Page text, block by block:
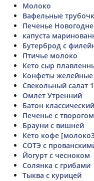
Молоко
Вафельные
Печенье
капуста
Бутерброд с
Птичье молоко
Кето сыр
Конфеты желейные
Свекольный салат
Омлет Утренний
Батон
Печенье с творогом
Брауни с вишней
Кето кофе
СОТЭ с
Йогурт с чесноком
Солянка с грибами
Тыква с курицей